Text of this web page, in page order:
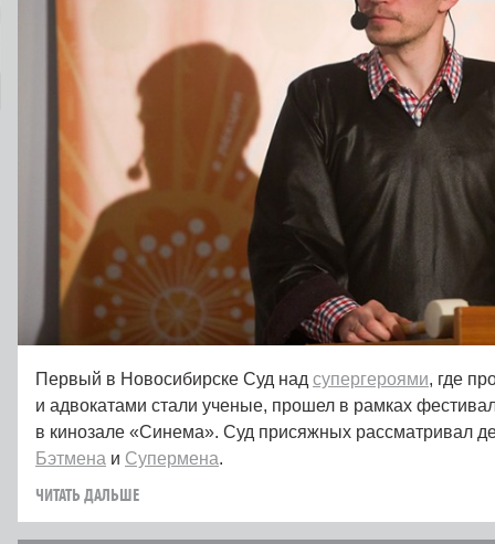
Первый в Новосибирске Суд над супергероями, где
и адвокатами стали ученые, прошел в рамках
в кинозале «Синема». Суд присяжных рассматривал
Бэтмена и Супермена.
ЧИТАТЬ ДАЛЬШЕ